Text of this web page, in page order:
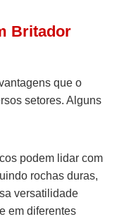
Britador
que o
setores. Alguns
podem lidar com
rochas duras,
versatilidade
em diferentes